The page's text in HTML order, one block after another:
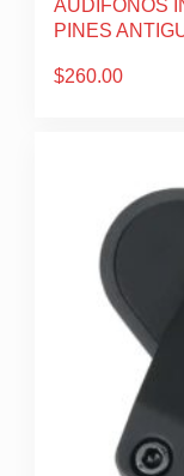
AUDIFONOS
PINES
$260.00